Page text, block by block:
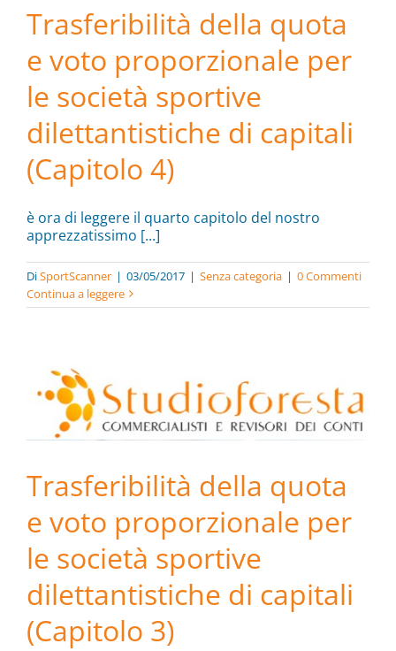
Trasferibilità della quota
e voto proporzionale per
le società sportive
dilettantistiche di capitali
(Capitolo 4)
è ora di leggere il quarto capitolo del nostro
apprezzatissimo [...]
DiSportScanner | 03/05/2017 | Senza categoria | 0 Commenti
Continua a leggere
Trasferibilità della quota
e voto proporzionale per
le società sportive
dilettantistiche di capitali
(Capitolo 3)